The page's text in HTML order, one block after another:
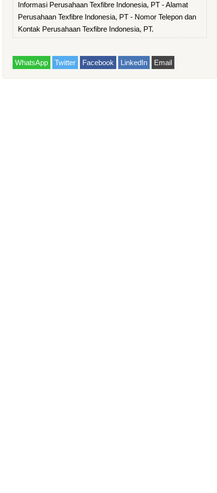
Informasi Perusahaan Texfibre Indonesia, PT - Alamat
Perusahaan Texfibre Indonesia, PT - Nomor Telepon dan
Kontak Perusahaan Texfibre Indonesia, PT.
WhatsApp Twitter Facebook LinkedIn Email